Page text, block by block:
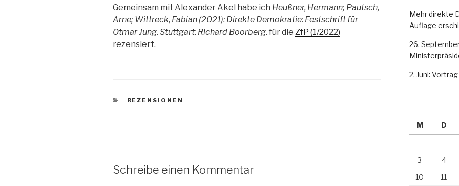
Gemeinsam mit Alexander Akel habe ich Heußner, Hermann; Pautsch,
Arne; Wittreck, Fabian (2021): Direkte Demokratie: Festschrift für
Otmar Jung. Stuttgart: Richard Boorberg. für die ZfP (1/2022)
rezensiert.
KATEGORIEN
REZENSIONEN
Schreibe einen Kommentar
Mehr direkte
Auflage
26.
2. Juni:
M
D
3
4
10
11